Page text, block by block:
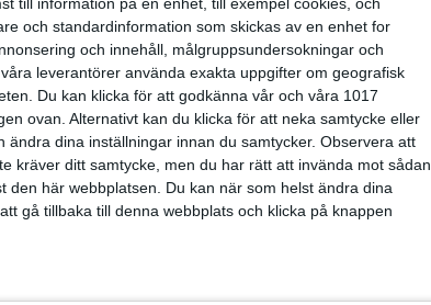
och standardinformation som skickas av en enhet for
och innehåll, målgruppsundersokningar och
leverantörer använda exakta uppgifter om geografisk
Du kan klicka för att godkänna vår och våra 1017
ovan. Alternativt kan du klicka för att neka samtycke eller
dina inställningar innan du samtycker. Observera att
kräver ditt samtycke, men du har rätt att invända mot sådan
den här webbplatsen. Du kan när som helst ändra dina
gå tillbaka till denna webbplats och klicka på knappen
A, B, C på olika duvor? Vad är
svårighetsklassificering av kastbanor och hur
station. Det är värt att notera att det inte finns inte
utan definieras enligt följande idé.
svårighetsgrad definieras av FITASC